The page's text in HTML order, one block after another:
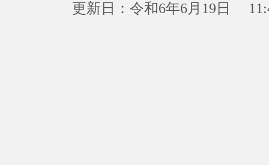
更新日：令和6年6月19日